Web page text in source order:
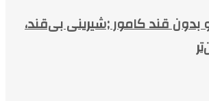
قند کامور ;شیرینی بی‌قند،